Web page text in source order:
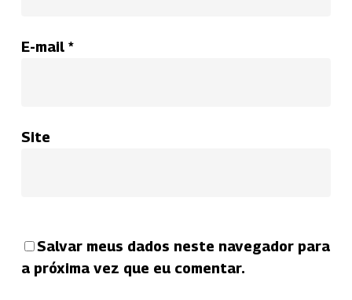
E-mail *
Site
Salvar meus dados neste navegador para
a próxima vez que eu comentar.